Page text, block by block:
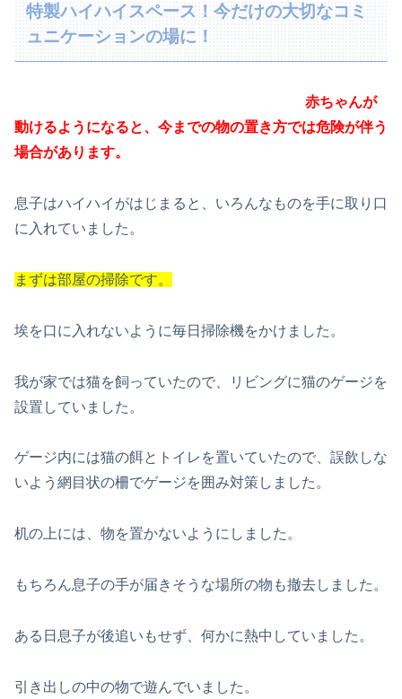
特製ハイハイスペース！今だけの大切なコミ
ュニケーションの場に！
赤ちゃんが
動けるようになると、今までの物の置き方では危険が伴う
場合があります。
息子はハイハイがはじまると、いろんなものを手に取り口
に入れていました。
まずは部屋の掃除です。
埃を口に入れないように毎日掃除機をかけました。
我が家では猫を飼っていたので、リビングに猫のゲージを
設置していました。
ゲージ内には猫の餌とトイレを置いていたので、誤飲しな
いよう網目状の柵でゲージを囲み対策しました。
机の上には、物を置かないようにしました。
もちろん息子の手が届きそうな場所の物も撤去しました。
ある日息子が後追いもせず、何かに熱中していました。
引き出しの中の物で遊んでいました。